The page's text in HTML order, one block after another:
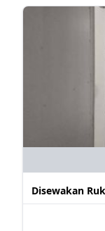
Disewakan